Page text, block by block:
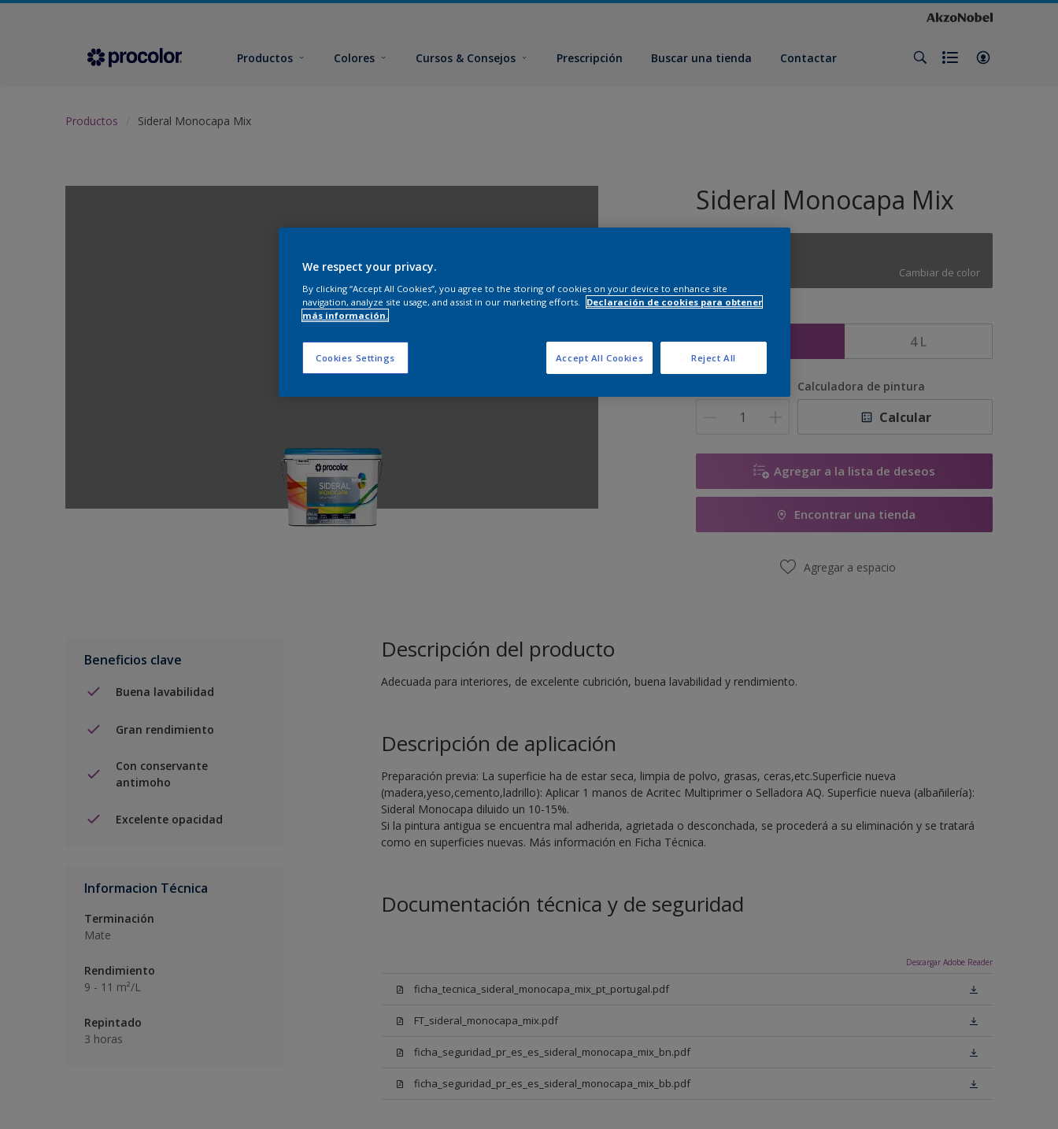
Productos Colores Cursos & Consejos Prescripción Buscar una tienda Contactar
Productos Sideral Monocapa Mix
Sideral Monocapa Mix
Cambiar de color
1 L 4 L
Calculadora de pintura
Calcular
Agregar a la lista de deseos
Encontrar una tienda
Agregar a espacio
Beneficios clave
Buena lavabilidad
Gran rendimiento
Con conservante
antimoho
Excelente opacidad
Informacion Técnica
Terminación
Mate
Rendimiento
9 - 11 m²/L
Repintado
3 horas
Descripción del producto
Adecuada para interiores, de excelente cubrición, buena lavabilidad y rendimiento.
Descripción de aplicación
Preparación previa: La superficie ha de estar seca, limpia de polvo, grasas, ceras,etc.Superficie nueva
(madera,yeso,cemento,ladrillo): Aplicar 1 manos de Acritec Multiprimer o Selladora AQ. Superficie nueva (albañilería):
Sideral Monocapa diluido un 10-15%.
Si la pintura antigua se encuentra mal adherida, agrietada o desconchada, se procederá a su eliminación y se tratará
como en superficies nuevas. Más información en Ficha Técnica.
Documentación técnica y de seguridad
Descargar Adobe Reader
ficha_tecnica_sideral_monocapa_mix_pt_portugal.pdf
FT_sideral_monocapa_mix.pdf
ficha_seguridad_pr_es_es_sideral_monocapa_mix_bn.pdf
ficha_seguridad_pr_es_es_sideral_monocapa_mix_bb.pdf
We respect your privacy.
By clicking “Accept All Cookies”, you agree to the storing of cookies on your device to enhance site
navigation, analyze site usage, and assist in our marketing efforts.
Declaración de cookies para obtener
más información.
Cookies Settings Reject All
Accept All Cookies